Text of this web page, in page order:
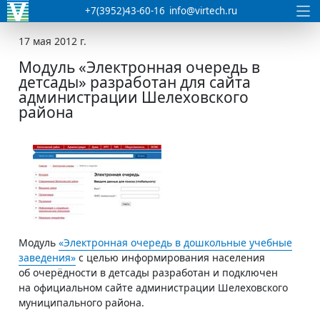
+7(3952)43-60-16 info@virtech.ru
17 мая 2012 г.
Модуль «Электронная очередь в
детсады» разработан для сайта
администрации Шелеховского
района
Модуль «Электронная очередь в дошкольные учебные
заведения» с целью информирования населения
об очерёдности в детсады разработан и подключен
на официальном сайте администрации Шелеховского
муниципального района.